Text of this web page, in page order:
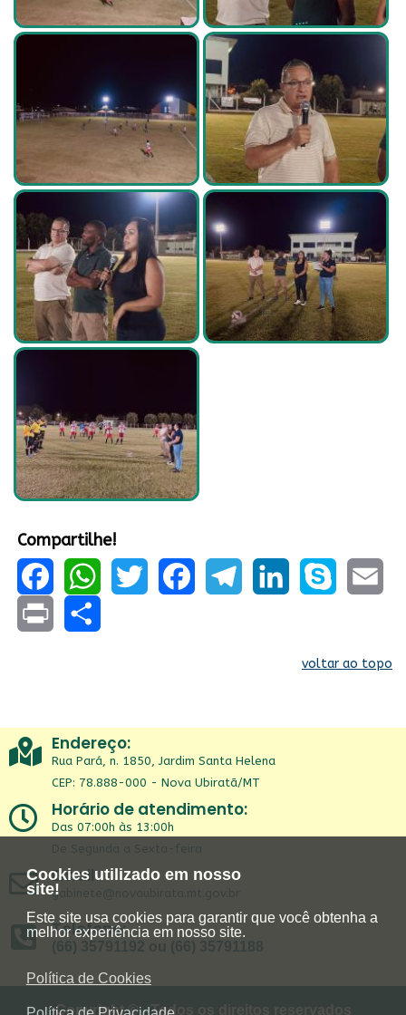
Cookies utilizado em nosso
site!
Este site usa cookies para garantir que você obtenha a
melhor experiência em nosso site.
Política de Cookies
Compartilhe!
FacebookWhatsApp
voltar ao topo
Endereço:
Rua Pará, n. 1850, Jardim Santa Helena
CEP: 78.888-000 - Nova Ubiratã/MT
Horário de atendimento:
Das 07:00h às 13:00h
De Segunda a Sexta-feira
Email:
gabinete@novaubirata.mt.gov.br
Telefone:
(66) 35791192 ou (66) 35791188
Copyright © - Todos os direitos reservados